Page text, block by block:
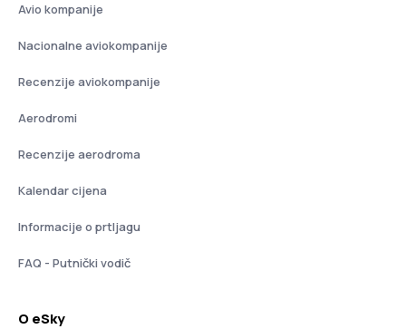
Avio kompanije
Nacionalne aviokompanije
Recenzije aviokompanije
Aerodromi
Recenzije aerodroma
Kalendar cijena
Informacije o prtljagu
FAQ - Putnički vodič
O eSky